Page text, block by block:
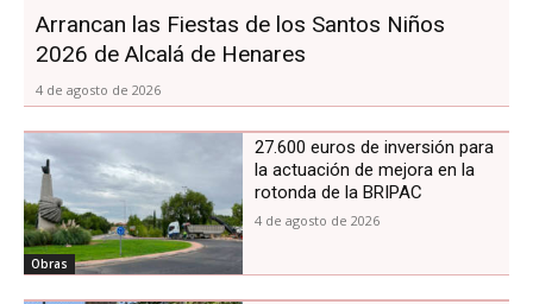
Arrancan las Fiestas de los Santos Niños
2026 de Alcalá de Henares
4 de agosto de 2026
Obras
27.600 euros de inversión para
la actuación de mejora en la
rotonda de la BRIPAC
4 de agosto de 2026